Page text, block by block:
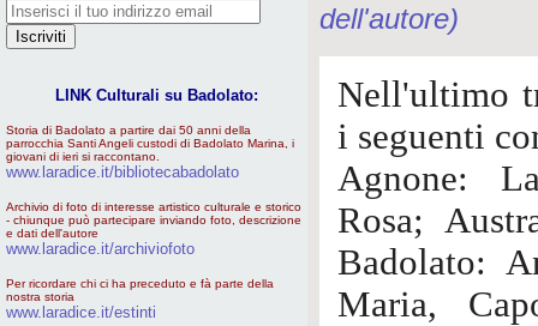
LINK Culturali su Badolato:
Storia di Badolato a partire dai 50 anni della
parrocchia Santi Angeli custodi di Badolato Marina, i
giovani di ieri si raccontano.
www.laradice.it/bibliotecabadolato
Archivio di foto di interesse artistico culturale e storico
- chiunque può partecipare inviando foto, descrizione
e dati dell'autore
www.laradice.it/archiviofoto
Per ricordare chi ci ha preceduto e fà parte della
nostra storia
www.laradice.it/estinti
dell'autore)
Nell'ultimo
i seguenti
Agnone:
Rosa;
Badolato:
Maria,